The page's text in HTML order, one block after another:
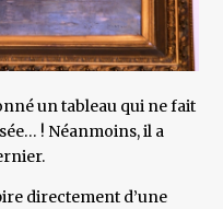
un tableau qui ne fait
! Néanmoins, il a
directement d’une